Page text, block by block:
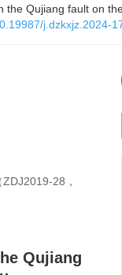
Qujiang fault on
j.dzkxjz.2024-
28，
Qujiang